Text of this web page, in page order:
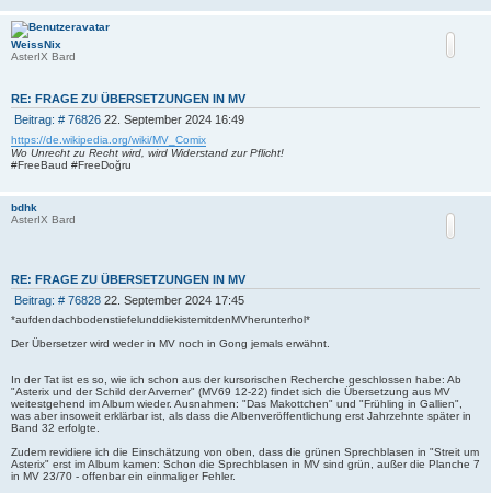
a
WeissNix
AsterIX Bard
RE: FRAGE ZU ÜBERSETZUNGEN IN MV
Beitrag: # 76826B
e
i
t
a
22. September 2024 16:49
https://de.wikipedia.org/wiki/MV_Comix
Wo Unrecht zu Recht wird, wird Widerstand zur Pflicht!
#FreeBaud #FreeDoğru
bdhk
AsterIX Bard
RE: FRAGE ZU ÜBERSETZUNGEN IN MV
Beitrag: # 76828B
t
a
g
22. September 2024 17:45
*aufdendachbodenstiefelunddiekistemitdenMVherunterhol*
Der Übersetzer wird weder in MV noch in Gong jemals erwähnt.
In der Tat ist es so, wie ich schon aus der kursorischen Recherche geschlossen habe: Ab
"Asterix und der Schild der Arverner" (MV69 12-22) findet sich die Übersetzung aus MV
weitestgehend im Album wieder. Ausnahmen: "Das Makottchen" und "Frühling in Gallien",
was aber insoweit erklärbar ist, als dass die Albenveröffentlichung erst Jahrzehnte später in
Band 32 erfolgte.
Zudem revidiere ich die Einschätzung von oben, dass die grünen Sprechblasen in "Streit um
Asterix" erst im Album kamen: Schon die Sprechblasen in MV sind grün, außer die Planche 7
in MV 23/70 - offenbar ein einmaliger Fehler.